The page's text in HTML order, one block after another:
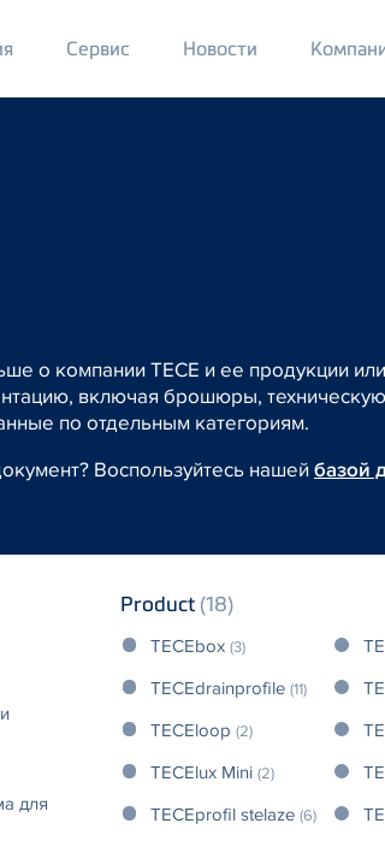
Сервис Новости Main
Menu
2
о компании TECE и ее продукции
включая брошюры,
по отдельным категориям.
Воспользуйтесь нашейбазой
для
Product (18)
TECEbox(3)
TECEdrainprofile(11)
TECEloop(2)
TECElux Mini(2)
TECEprofil stelaze(6)